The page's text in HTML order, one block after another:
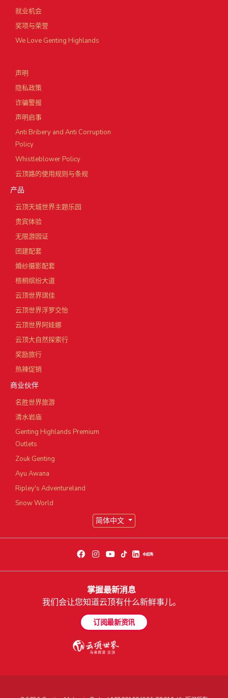
就业机会
奖项与荣誉
We Love Genting Highlands
声明
隐私政策
诈骗警报
声明启事
Anti Bribery and Anti Corruption
Policy
Whistleblower Policy
云顶路的使用规则与条规
产品
云顶天城世界主题乐园
贵宾体验
无限游园证
团建配套
婚纱摄影配套
梧桐缤纷大道
云顶世界琪佳
云顶世界浮罗交怡
云顶世界阿娃娜
云顶大自然探索行
奖励旅行
热辣促销
商业伙伴
名胜世界旅游
清水岩庙
Genting Highlands Premium
Outlets
Zouk Genting
Ayu Awana
Ripley's Adventureland
Snow World
简体中文
掌握最新消息
我们会让您知道云顶有什么新鲜事儿。
订阅最新资讯